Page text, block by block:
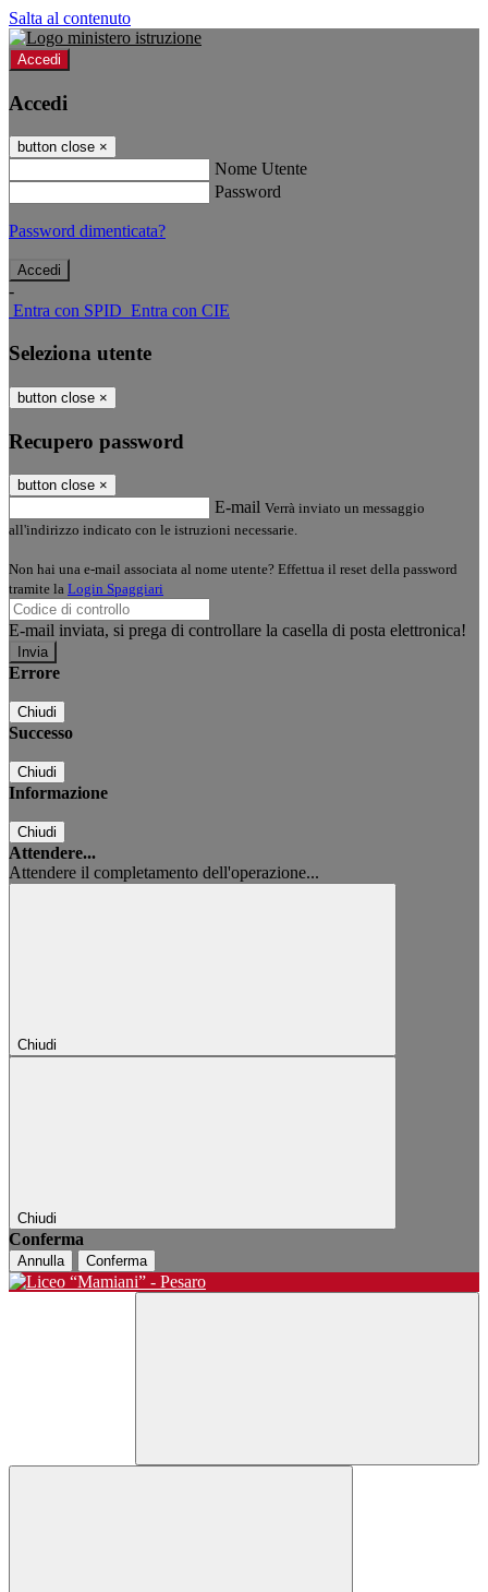
Salta al contenuto
Accedi
Accedi
button close ×
Nome Utente
Password
Password dimenticata?
-
Entra con SPID Entra con CIE
Seleziona utente
button close ×
Recupero password
button close ×
E-mail Verrà inviato un messaggio
all'indirizzo indicato con le istruzioni necessarie.
Non hai una e-mail associata al nome utente? Effettua il reset della password
tramite la Login Spaggiari
E-mail inviata, si prega di controllare la casella di posta elettronica!
Errore
Chiudi
Successo
Chiudi
Informazione
Chiudi
Attendere...
Attendere il completamento dell'operazione...
Chiudi
Chiudi
Conferma
Annulla Conferma